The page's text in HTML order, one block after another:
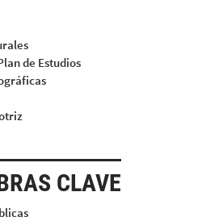
de Estudios
CLAVE